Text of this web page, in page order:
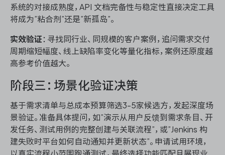
系统的对接成熟度，API 文档完备性与稳定性直接决定工具
将成为”粘合剂”还是”新孤岛”。
实效验证 ：寻找同行业、同规模的客户案例，追问需求交付
周期缩短幅度、线上缺陷率变化等量化指标，案例还原度越
高参考价值越大。
阶段三：场景化验证决策
基于需求清单与总成本预算筛选3-5家候选方，发起深度场
景验证。准备具体提问，如”演示从用户反馈到需求条目、开
发任务、测试用例的完整创建与关联流程”，或”Jenkins 构
建失败时平台如何自动通知并更新状态”。申请试用环境，